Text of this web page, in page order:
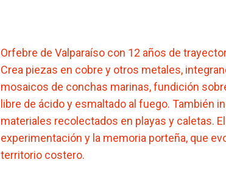
Orfebre de Valparaíso con 12 años de
Crea piezas en cobre y otros metales,
mosaicos de conchas marinas, fundición
libre de ácido y esmaltado al fuego. También
materiales recolectados en playas y caletas.
experimentación y la memoria porteña, que
territorio costero.